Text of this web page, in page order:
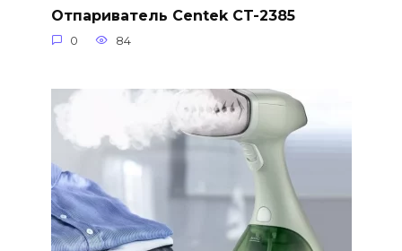
Отпариватель Centek CT-2385
0 84